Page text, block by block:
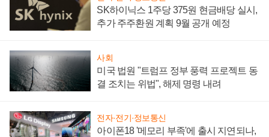
SK하이닉스 1주당 375원 현금배당 실시,
추가 주주환원 계획 9월 공개 예정
사회
미국 법원 "트럼프 정부 풍력 프로젝트 동
결 조치는 위법", 해제 명령 내려
전자·전기·정보통신
아이폰18 '메모리 부족'에 출시 지연되나,